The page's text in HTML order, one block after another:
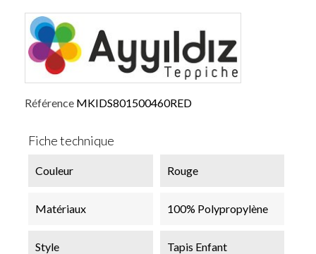
Référence MKIDS801500460RED
Fiche technique
Couleur Rouge
Matériaux 100% Polypropylène
Style Tapis Enfant